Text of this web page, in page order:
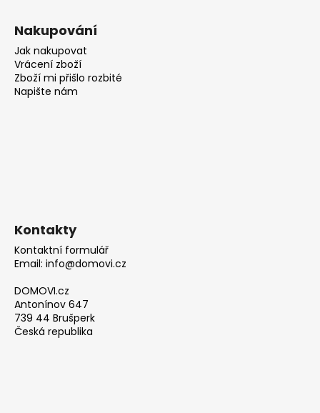
Nakupování
Jak nakupovat
Vrácení zboží
Zboží mi přišlo rozbité
Napište nám
Kontakty
Kontaktní formulář
Email: info@domovi.cz
DOMOVI.cz
Antonínov 647
739 44 Brušperk
Česká republika